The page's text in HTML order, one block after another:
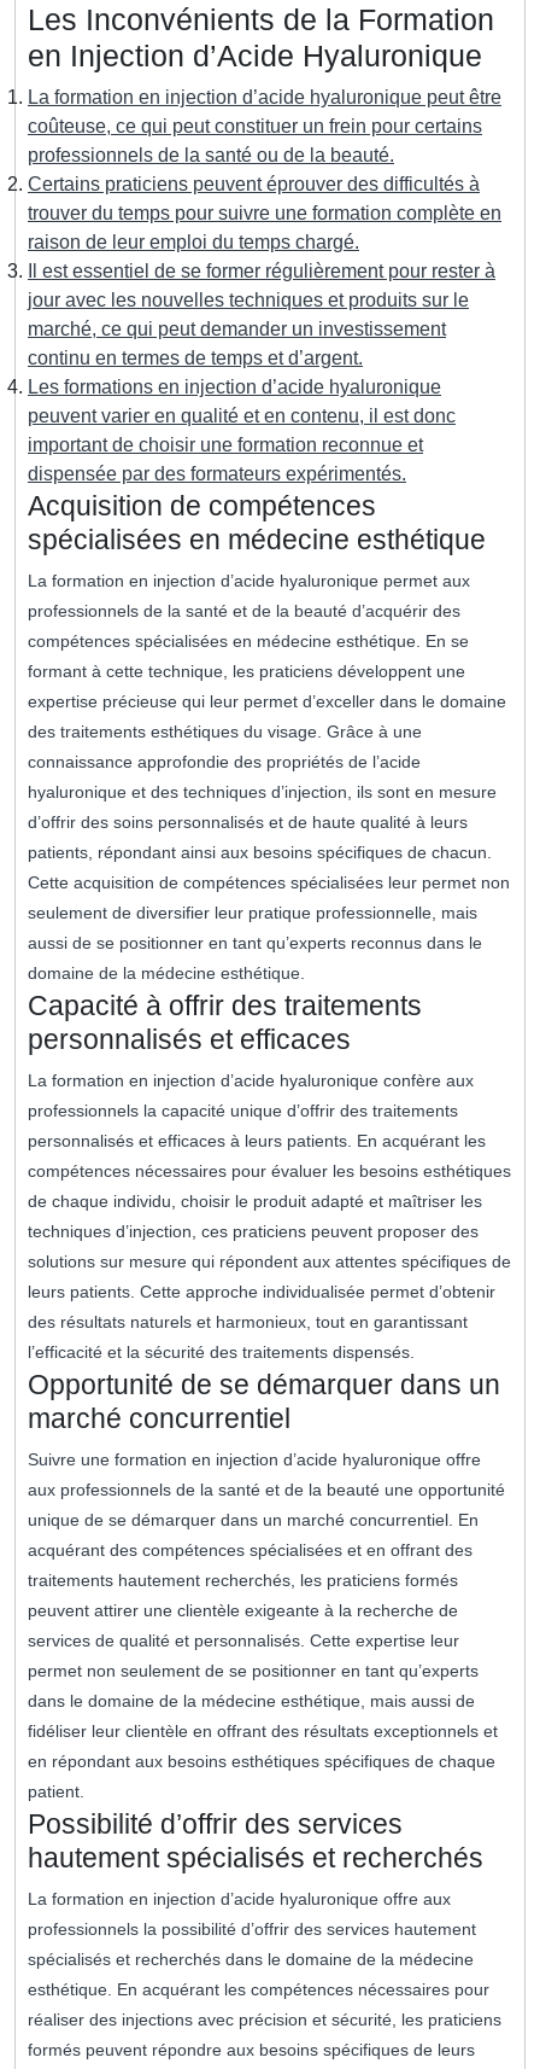
Les Inconvénients de la Formation
en Injection d’Acide Hyaluronique
La formation en injection d’acide hyaluronique peut être
coûteuse, ce qui peut constituer un frein pour certains
professionnels de la santé ou de la beauté.
Certains praticiens peuvent éprouver des difficultés à
trouver du temps pour suivre une formation complète en
raison de leur emploi du temps chargé.
Il est essentiel de se former régulièrement pour rester à
jour avec les nouvelles techniques et produits sur le
marché, ce qui peut demander un investissement
continu en termes de temps et d’argent.
Les formations en injection d’acide hyaluronique
peuvent varier en qualité et en contenu, il est donc
important de choisir une formation reconnue et
dispensée par des formateurs expérimentés.
Acquisition de compétences
spécialisées en médecine esthétique
La formation en injection d’acide hyaluronique permet aux
professionnels de la santé et de la beauté d’acquérir des
compétences spécialisées en médecine esthétique. En se
formant à cette technique, les praticiens développent une
expertise précieuse qui leur permet d’exceller dans le domaine
des traitements esthétiques du visage. Grâce à une
connaissance approfondie des propriétés de l’acide
hyaluronique et des techniques d’injection, ils sont en mesure
d’offrir des soins personnalisés et de haute qualité à leurs
patients, répondant ainsi aux besoins spécifiques de chacun.
Cette acquisition de compétences spécialisées leur permet non
seulement de diversifier leur pratique professionnelle, mais
aussi de se positionner en tant qu’experts reconnus dans le
domaine de la médecine esthétique.
Capacité à offrir des traitements
personnalisés et efficaces
La formation en injection d’acide hyaluronique confère aux
professionnels la capacité unique d’offrir des traitements
personnalisés et efficaces à leurs patients. En acquérant les
compétences nécessaires pour évaluer les besoins esthétiques
de chaque individu, choisir le produit adapté et maîtriser les
techniques d’injection, ces praticiens peuvent proposer des
solutions sur mesure qui répondent aux attentes spécifiques de
leurs patients. Cette approche individualisée permet d’obtenir
des résultats naturels et harmonieux, tout en garantissant
l’efficacité et la sécurité des traitements dispensés.
Opportunité de se démarquer dans un
marché concurrentiel
Suivre une formation en injection d’acide hyaluronique offre
aux professionnels de la santé et de la beauté une opportunité
unique de se démarquer dans un marché concurrentiel. En
acquérant des compétences spécialisées et en offrant des
traitements hautement recherchés, les praticiens formés
peuvent attirer une clientèle exigeante à la recherche de
services de qualité et personnalisés. Cette expertise leur
permet non seulement de se positionner en tant qu’experts
dans le domaine de la médecine esthétique, mais aussi de
fidéliser leur clientèle en offrant des résultats exceptionnels et
en répondant aux besoins esthétiques spécifiques de chaque
patient.
Possibilité d’offrir des services
hautement spécialisés et recherchés
La formation en injection d’acide hyaluronique offre aux
professionnels la possibilité d’offrir des services hautement
spécialisés et recherchés dans le domaine de la médecine
esthétique. En acquérant les compétences nécessaires pour
réaliser des injections avec précision et sécurité, les praticiens
formés peuvent répondre aux besoins spécifiques de leurs